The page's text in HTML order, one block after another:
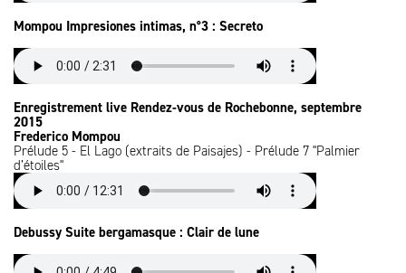
Mompou Impresiones intimas, n°3 : Secreto
Enregistrement live Rendez-vous de Rochebonne, septembre
2015
Frederico Mompou
Prélude 5 - El Lago (extraits de Paisajes) - Prélude 7 "Palmier
d’étoiles"
Debussy Suite bergamasque : Clair de lune